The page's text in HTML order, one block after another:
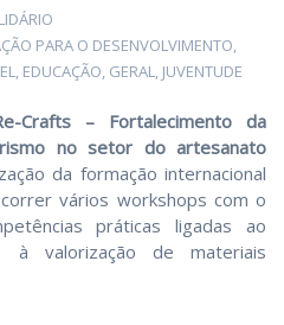
PARA O DESENVOLVIMENTO,
, EDUCAÇÃO, GERAL, JUVENTUDE
Crafts – Fortalecimento da
no setor do artesanato
da formação internacional
vários workshops com o
práticas ligadas ao
à valorização de materiais